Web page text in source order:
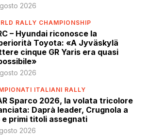
2026
RALLY CHAMPIONSHIP
– Hyundai riconosce la
Toyota: «A Jyväskylä
cinque GR Yaris era quasi
2026
ITALIANI RALLY
Sparco 2026, la volata tricolore
Daprà leader, Crugnola a
e primi titoli assegnati
2026